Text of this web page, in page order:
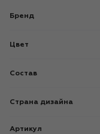
Бренд
Цвет
Состав
Страна дизайна
Артикул